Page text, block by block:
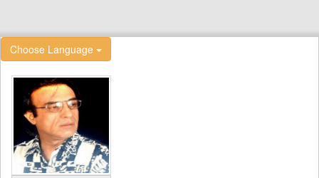
Choose Language